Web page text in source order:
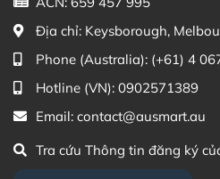
Thạc sĩ Điều dưỡng & Cố vấn
phẩm Lily Huỳnh
Địa chỉ: Keysborough,
Phone (Australia): (+61) 4
Hotline (VN): 0902571389
Email: contact@ausmart.au
Tra cứu Thông tin đăng ký